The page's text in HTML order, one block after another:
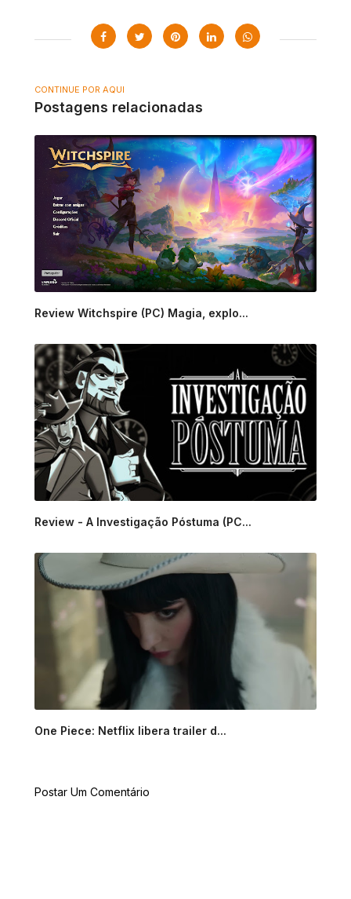
CONTINUE POR AQUI
Postagens relacionadas
Review Witchspire (PC) Magia, explo...
Review - A Investigação Póstuma (PC...
One Piece: Netflix libera trailer d...
Postar Um Comentário